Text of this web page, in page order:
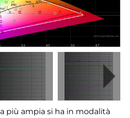
più ampia si ha in modalità